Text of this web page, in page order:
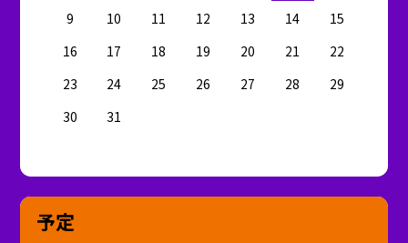
9
10 11 12 13 14
15
16
17 18 19 20 21
22
23
24 25 26 27 28
29
30
31
予定